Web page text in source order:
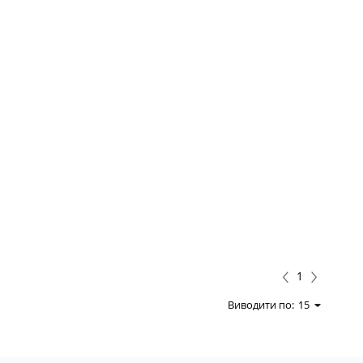
1
Виводити по: 15